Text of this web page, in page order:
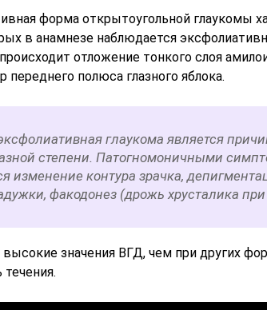
форма открытоугольной глаукомы
в анамнезе наблюдается
отложение тонкого слоя
переднего полюса глазного яблока.
глаукома является
степени. Патогномоничными
изменение контура зрачка,
факодонез (дрожь хрусталика
значения ВГД, чем при других